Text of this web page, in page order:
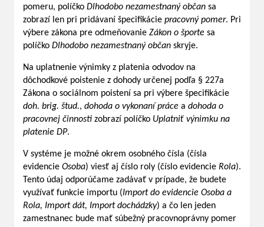
pomeru, políčko Dlhodobo nezamestnaný občan sa
zobrazí len pri pridávaní špecifikácie pracovný pomer. Pri
výbere zákona pre odmeňovanie Zákon o športe sa
políčko Dlhodobo nezamestnaný občan skryje.
Na uplatnenie výnimky z platenia odvodov na
dôchodkové poistenie z dohody určenej podľa § 227a
Zákona o sociálnom poistení sa pri výbere špecifikácie
doh. brig. štud., dohoda o vykonaní práce a dohoda o
pracovnej činnosti zobrazí políčko Uplatniť výnimku na
platenie DP.
V systéme je možné okrem osobného čísla (čísla
evidencie Osoba) viesť aj číslo roly (číslo evidencie Rola).
Tento údaj odporúčame zadávať v prípade, že budete
využívať funkcie importu (Import do evidencie Osoba a
Rola, Import dát, Import dochádzky) a čo len jeden
zamestnanec bude mať súbežný pracovnoprávny pomer